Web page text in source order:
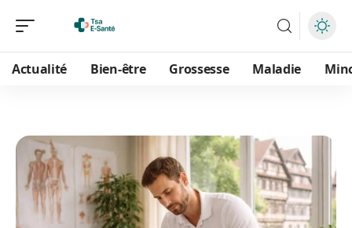
Actualité Bien-être Grossesse Maladie